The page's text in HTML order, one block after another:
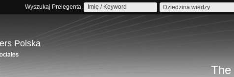
Wyszukaj Prelegenta Dziedzina wiedzy
Polska
The